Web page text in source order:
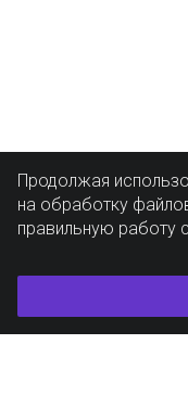
Продолжая
на обработку
правильную работу